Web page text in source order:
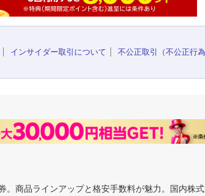
インサイダー取引について
不公正取引（不公正行
商品ラインアップと格安手数料が魅力。国内株